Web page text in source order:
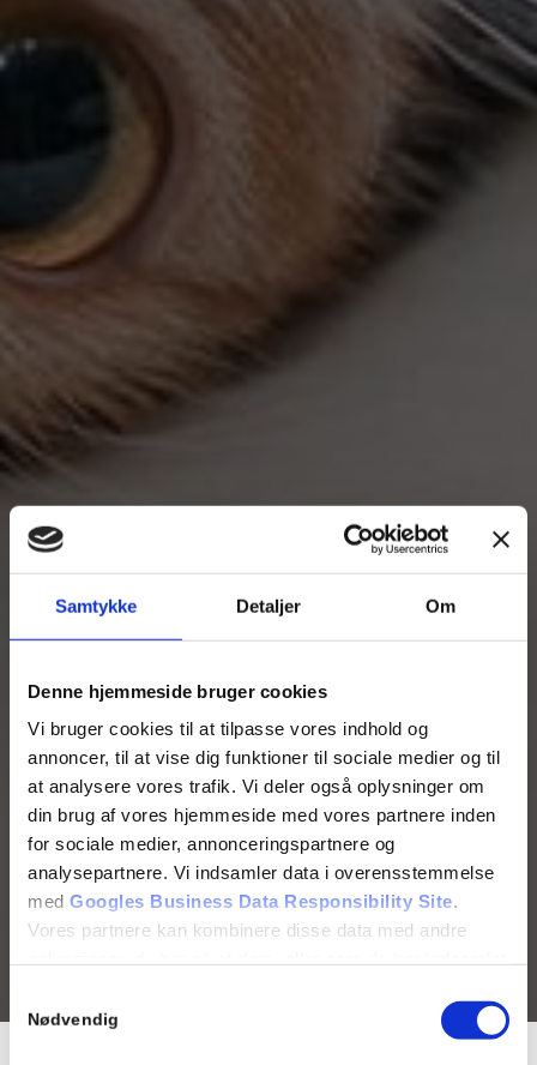
Samtykke Detaljer Om
Denne hjemmeside bruger cookies
Vi bruger cookies til at tilpasse vores indhold og
annoncer, til at vise dig funktioner til sociale medier og til
at analysere vores trafik. Vi deler også oplysninger om
din brug af vores hjemmeside med vores partnere inden
for sociale medier, annonceringspartnere og
analysepartnere. Vi indsamler data i overensstemmelse
med Googles Business Data Responsibility Site.
Vores partnere kan kombinere disse data med andre
Nødvendig